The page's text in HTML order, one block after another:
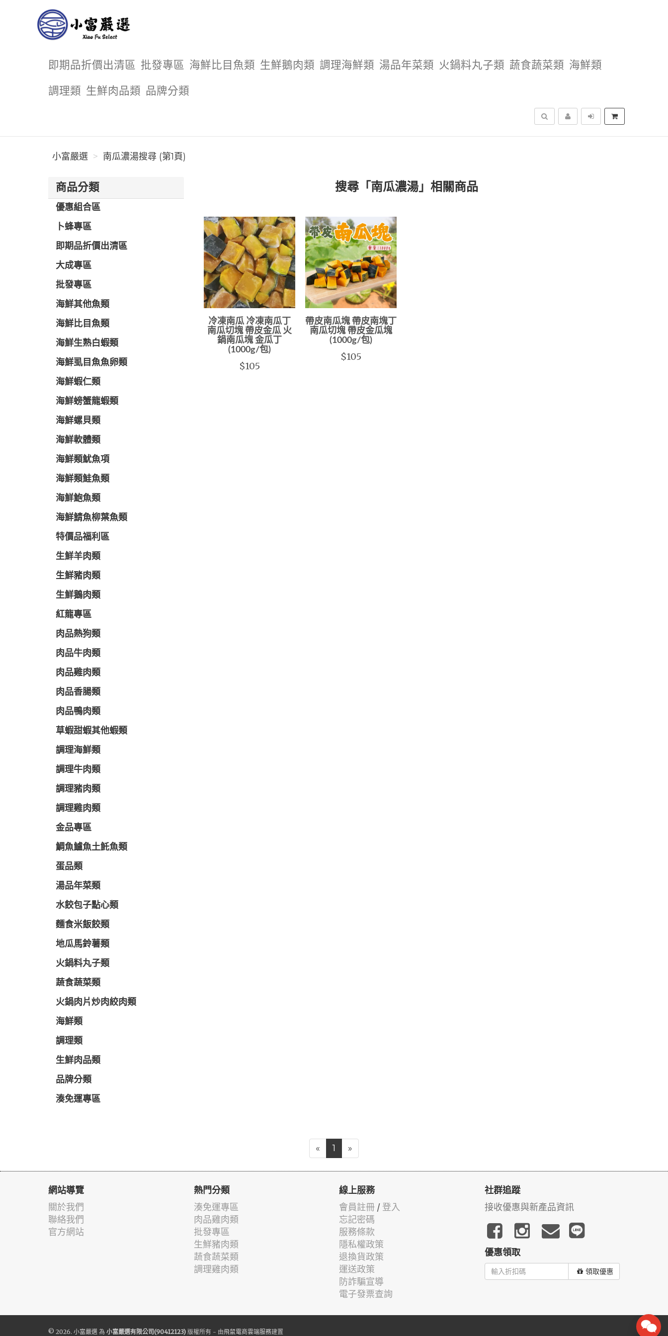
即期品折價出清區 批發專區 海鮮比目魚類 生鮮鵝肉類 調理海鮮類 湯品年菜類 火鍋料丸子類 蔬食蔬菜類 海鮮類
調理類 生鮮肉品類 品牌分類
搜尋
小富嚴選 南瓜濃湯搜尋 (第1頁)
商品分類
優惠組合區
卜蜂專區
即期品折價出清區
大成專區
批發專區
海鮮其他魚類
海鮮比目魚類
海鮮生熟白蝦類
海鮮虱目魚魚卵類
海鮮蝦仁類
海鮮螃蟹龍蝦類
海鮮螺貝類
海鮮軟體類
海鮮類魷魚項
海鮮類鮭魚類
海鮮鮑魚類
海鮮鯖魚柳葉魚類
特價品福利區
生鮮羊肉類
生鮮豬肉類
生鮮鵝肉類
紅龍專區
肉品熱狗類
肉品牛肉類
肉品雞肉類
肉品香腸類
肉品鴨肉類
草蝦甜蝦其他蝦類
調理海鮮類
調理牛肉類
調理豬肉類
調理雞肉類
金品專區
鯛魚鱸魚土魠魚類
蛋品類
湯品年菜類
水餃包子點心類
麵食米飯餃類
地瓜馬鈴薯類
火鍋料丸子類
蔬食蔬菜類
火鍋肉片炒肉絞肉類
海鮮類
調理類
生鮮肉品類
品牌分類
湊免運專區
搜尋「南瓜濃湯」相關商品
冷凍南瓜 冷凍南瓜丁
南瓜切塊 帶皮金瓜 火
鍋南瓜塊 金瓜丁
(1000g/包)
$105
帶皮南瓜塊 帶皮南塊丁
南瓜切塊 帶皮金瓜塊
(1000g/包)
$105
« 1 »
網站導覽
關於我們
聯絡我們
官方網站
熱門分類
湊免運專區
肉品雞肉類
批發專區
生鮮豬肉類
蔬食蔬菜類
調理雞肉類
線上服務
會員註冊 / 登入
忘記密碼
服務條款
隱私權政策
退換貨政策
運送政策
防詐騙宣導
電子發票查詢
社群追蹤
接收優惠與新產品資訊
優惠領取
領取優惠
© 2026. 小富嚴選 為 小富嚴選有限公司(90412123) 版權所有 - 由飛鼠電商雲端服務建置